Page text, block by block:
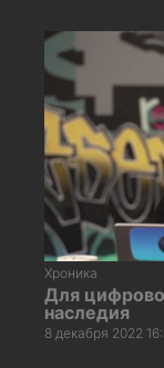
Хроника
Для
наследия
8 декабря 2022